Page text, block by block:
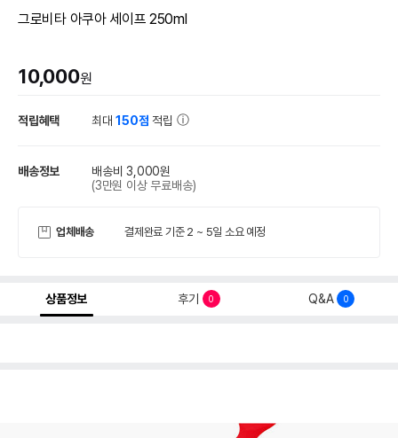
그로비타 아쿠아 세이프 250ml
10,000원
적립혜택 최대150점 적립
배송정보
배송비 3,000원
(3만원 이상 무료배송)
업체배송 결제완료 기준 2 ~ 5일 소요 예정
상품정보 후기 0 Q&A 0